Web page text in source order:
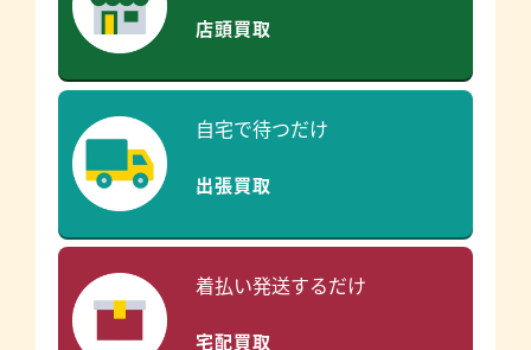
店頭買取
自宅で待つだけ
出張買取
着払い発送するだけ
宅配買取